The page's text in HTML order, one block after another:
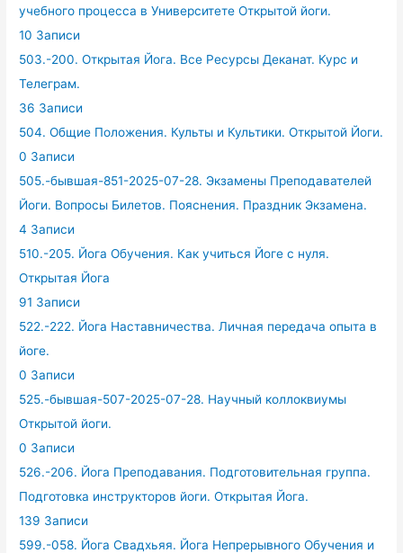
учебного процесса в Университете Открытой йоги.
10 Записи
503.-200. Открытая Йога. Все Ресурсы Деканат. Курс и
Телеграм.
36 Записи
504. Общие Положения. Культы и Культики. Открытой Йоги.
0 Записи
505.-бывшая-851-2025-07-28. Экзамены Преподавателей
Йоги. Вопросы Билетов. Пояснения. Праздник Экзамена.
4 Записи
510.-205. Йога Обучения. Как учиться Йоге с нуля.
Открытая Йога
91 Записи
522.-222. Йога Наставничества. Личная передача опыта в
йоге.
0 Записи
525.-бывшая-507-2025-07-28. Научный коллоквиумы
Открытой йоги.
0 Записи
526.-206. Йога Преподавания. Подготовительная группа.
Подготовка инструкторов йоги. Открытая Йога.
139 Записи
599.-058. Йога Свадхьяя. Йога Непрерывного Обучения и